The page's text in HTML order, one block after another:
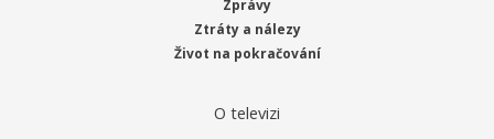
Zprávy
Ztráty a nálezy
Život na pokračování
O televizi